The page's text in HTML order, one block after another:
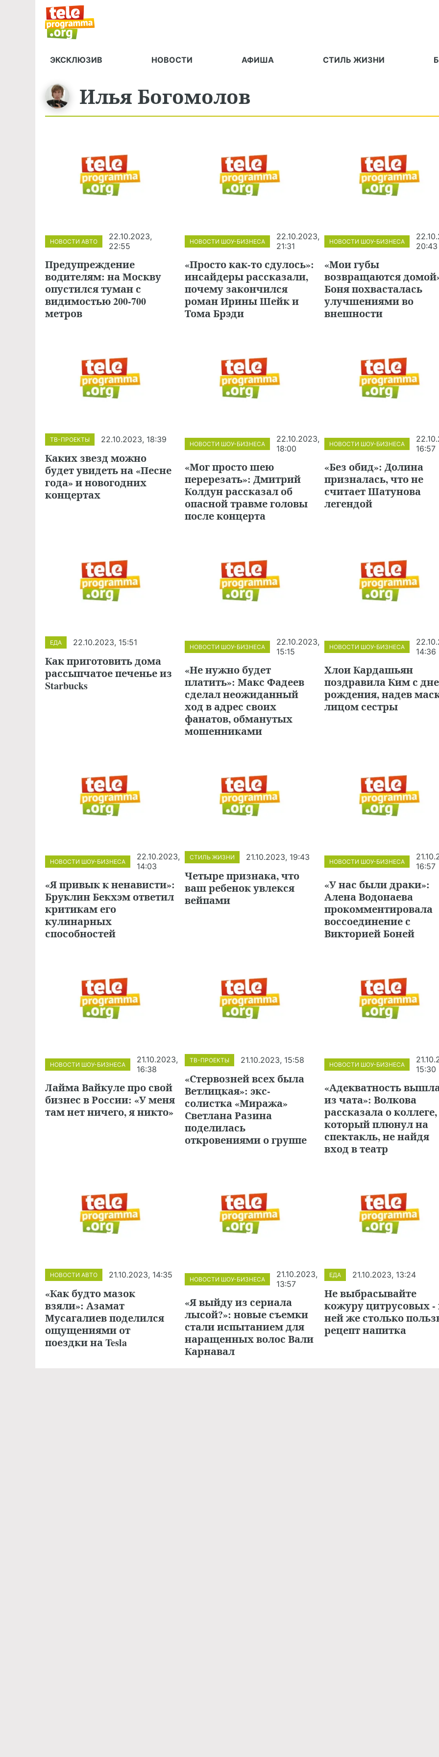
ЭКСКЛЮЗИВ НОВОСТИ АФИША СТИЛЬ ЖИЗНИ
Илья Богомолов
НОВОСТИ АВТО
22.10.2023,
22:55
Предупреждение
водителям: на Москву
опустился туман с
видимостью 200-700
метров
НОВОСТИ ШОУ-БИЗНЕСА
22.10.2023,
21:31
«Просто как-то сдулось»:
инсайдеры рассказали,
почему закончился
роман Ирины Шейк и
Тома Брэди
НОВОСТИ ШОУ-БИЗНЕСА
20:43
«Мои губы
возвращаются
Боня похвасталась
улучшениями во
внешности
ТВ-ПРОЕКТЫ 22.10.2023, 18:39
Каких звезд можно
будет увидеть на «Песне
года» и новогодних
концертах
НОВОСТИ ШОУ-БИЗНЕСА
22.10.2023,
18:00
«Мог просто шею
перерезать»: Дмитрий
Колдун рассказал об
опасной травме головы
после концерта
НОВОСТИ ШОУ-БИЗНЕСА
16:57
«Без обид»: Долина
призналась, что не
считает Шатунова
легендой
ЕДА 22.10.2023, 15:51
Как приготовить дома
рассыпчатое печенье из
Starbucks
НОВОСТИ ШОУ-БИЗНЕСА
22.10.2023,
15:15
«Не нужно будет
платить»: Макс Фадеев
сделал неожиданный
ход в адрес своих
фанатов, обманутых
мошенниками
НОВОСТИ ШОУ-БИЗНЕСА
14:36
Хлои Кардашьян
поздравила Ким с
рождения, надев
лицом сестры
НОВОСТИ ШОУ-БИЗНЕСА
22.10.2023,
14:03
«Я привык к ненависти»:
Бруклин Бекхэм ответил
критикам его
кулинарных
способностей
СТИЛЬ ЖИЗНИ 21.10.2023, 19:43
Четыре признака, что
ваш ребенок увлекся
вейпами
НОВОСТИ ШОУ-БИЗНЕСА
16:57
«У нас были драки»:
Алена Водонаева
прокомментировала
воссоединение с
Викторией Боней
НОВОСТИ ШОУ-БИЗНЕСА
21.10.2023,
16:38
Лайма Вайкуле про свой
бизнес в России: «У меня
там нет ничего, я никто»
ТВ-ПРОЕКТЫ 21.10.2023, 15:58
«Стервозней всех была
Ветлицкая»: экс-
солистка «Миража»
Светлана Разина
поделилась
откровениями о группе
НОВОСТИ ШОУ-БИЗНЕСА
15:30
«Адекватность
из чата»: Волкова
рассказала о коллеге,
который плюнул на
спектакль, не найдя
вход в театр
НОВОСТИ АВТО 21.10.2023, 14:35
«Как будто мазок
взяли»: Азамат
Мусагалиев поделился
ощущениями от
поездки на Tesla
НОВОСТИ ШОУ-БИЗНЕСА
21.10.2023,
13:57
«Я выйду из сериала
лысой?»: новые съемки
стали испытанием для
наращенных волос Вали
Карнавал
ЕДА 21.10.2023, 13:24
Не выбрасывайте
кожуру цитрусовых -
ней же столько
рецепт напитка